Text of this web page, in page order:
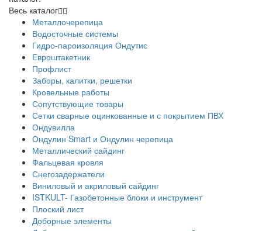
Весь каталог
Металлочерепица
Водосточные системы
Гидро-пароизоляция Ондутис
Евроштакетник
Профлист
Заборы, калитки, решетки
Кровельные работы
Сопутствующие товары
Сетки сварные оцинкованные и с покрытием ПВХ
Ондувилла
Ондулин Smart и Ондулин черепица
Металлический сайдинг
Фальцевая кровля
Снегозадержатели
Виниловый и акриловый сайдинг
ISTKULT- Газобетонные блоки и инструмент
Плоский лист
Доборные элементы